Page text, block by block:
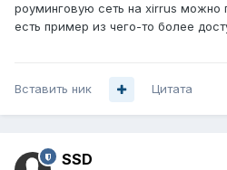
роуминговую сеть на xirrus можно
есть пример из чего-то более
Вставить ник Цитата
SSD